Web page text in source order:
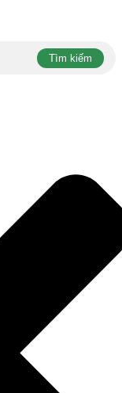
Tìm kiếm